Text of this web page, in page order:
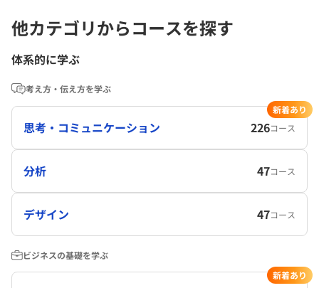
他カテゴリからコースを探す
体系的に学ぶ
考え方・伝え方を学ぶ
思考・コミュニケーション 226コース
新着あり
分析 47コース
デザイン 47コース
ビジネスの基礎を学ぶ
新着あり